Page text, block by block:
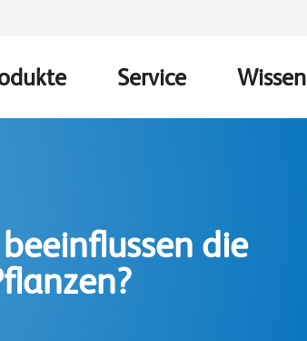
Service Wissen
die